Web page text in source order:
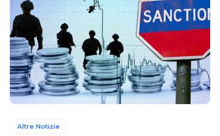
Altre Notizie